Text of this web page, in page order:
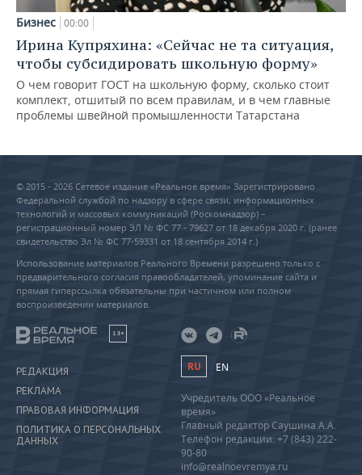
Бизнес 00:00
Ирина Купряхина: «Сейчас не та ситуация,
чтобы субсидировать школьную форму»
О чем говорит ГОСТ на школьную форму, сколько стоит
комплект, отшитый по всем правилам, и в чем главные
проблемы швейной промышленности Татарстана
© 2015 - 2026 Сетевое издание «Реальное время» Зарегистрировано
Федеральной службой по надзору в сфере связи, информационных
технологий и массовых коммуникаций (Роскомнадзор) –
регистрационный номер ЭЛ № ФС 77 - 79627 от 18 декабря 2020 г. (ранее
свидетельство Эл № ФС 77-59331 от 18 сентября 2014 г.)
Использование материалов Реального Времени разрешено только с
предварительного согласия правообладателей, упоминание сайта и
прямая гиперссылка обязательны при частичном или полном
воспроизведении материалов.
18+
РЕДАКЦИЯ
РЕКЛАМА
ПРАВОВАЯ ИНФОРМАЦИЯ
ПОЛИТИКА О ПЕРСОНАЛЬНЫХ
ДАННЫХ
RU EN
Учредитель ООО «Реальное
время»
Главный редактор Саушина А.А.
Телефон редакции: +7 (843) 222-
90-80
info@realnoevremya.ru